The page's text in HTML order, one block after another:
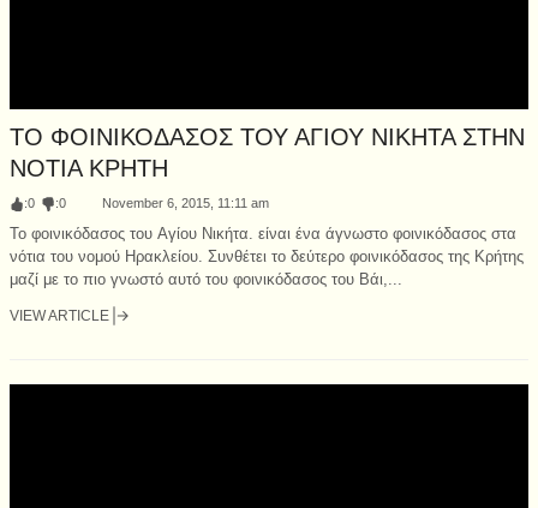
ΤΟ ΦΟΙΝΙΚΟΔΑΣΟΣ ΤΟΥ ΑΓΙΟΥ ΝΙΚΗΤΑ ΣΤΗΝ
ΝΟΤΙΑ ΚΡΗΤΗ
:0 :0 November 6, 2015, 11:11 am
Το φοινικόδασος του Αγίου Νικήτα. είναι ένα άγνωστο φοινικόδασος στα
νότια του νομού Ηρακλείου. Συνθέτει το δεύτερο φοινικόδασος της Κρήτης
μαζί με το πιο γνωστό αυτό του φοινικόδασος του Βάι,...
VIEW ARTICLE